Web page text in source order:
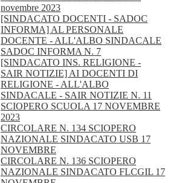
novembre 2023
[SINDACATO DOCENTI - SADOC
INFORMA] AL PERSONALE
DOCENTE - ALL'ALBO SINDACALE
SADOC INFORMA N. 7
[SINDACATO INS. RELIGIONE -
SAIR NOTIZIE] AI DOCENTI DI
RELIGIONE - ALL'ALBO
SINDACALE - SAIR NOTIZIE N. 11
SCIOPERO SCUOLA 17 NOVEMBRE
2023
CIRCOLARE N. 134 SCIOPERO
NAZIONALE SINDACATO USB 17
NOVEMBRE
CIRCOLARE N. 136 SCIOPERO
NAZIONALE SINDACATO FLCGIL 17